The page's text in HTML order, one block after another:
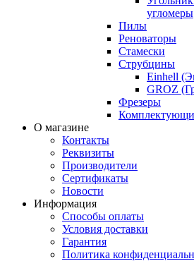
угломеры
Пилы
Реноваторы
Стамески
Струбцины
Einhell
GROZ
Фрезеры
О магазине
Контакты
Реквизиты
Производители
Сертификаты
Новости
Информация
Способы оплаты
Условия доставки
Гарантия
Политика